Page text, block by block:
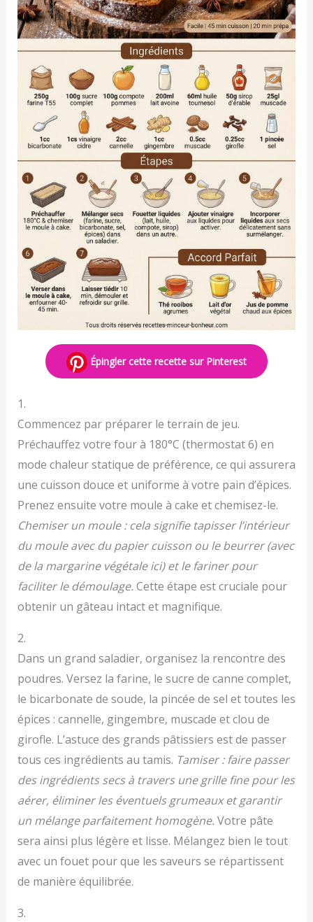
Épingler cette recette sur Pinterest
1.
Commencez par préparer le terrain de jeu.
Préchauffez votre four à 180°C (thermostat 6) en
mode chaleur statique de préférence, ce qui assurera
une cuisson douce et uniforme à votre pain d’épices.
Prenez ensuite votre moule à cake et chemisez-le.
Chemiser un moule : cela signifie tapisser l’intérieur
du moule avec du papier cuisson ou le beurrer (avec
de la margarine végétale ici) et le fariner pour
faciliter le démoulage. Cette étape est cruciale pour
obtenir un gâteau intact et magnifique.
2.
Dans un grand saladier, organisez la rencontre des
poudres. Versez la farine, le sucre de canne complet,
le bicarbonate de soude, la pincée de sel et toutes les
épices : cannelle, gingembre, muscade et clou de
girofle. L’astuce des grands pâtissiers est de passer
tous ces ingrédients au tamis. Tamiser : faire passer
des ingrédients secs à travers une grille fine pour les
aérer, éliminer les éventuels grumeaux et garantir
un mélange parfaitement homogène. Votre pâte
sera ainsi plus légère et lisse. Mélangez bien le tout
avec un fouet pour que les saveurs se répartissent
de manière équilibrée.
3.